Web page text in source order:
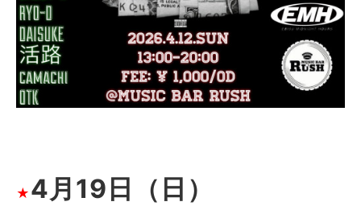
★ 4月19日（日）